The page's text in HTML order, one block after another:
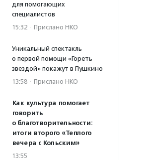
для помогающих
специалистов
15:32 · Прислано НКО
Уникальный спектакль
о первой помощи «Гореть
звездой» покажут в Пушкино
13:58 · Прислано НКО
Как культура помогает
говорить
о благотворительности:
итоги второго «Теплого
вечера с Кольским»
13:55